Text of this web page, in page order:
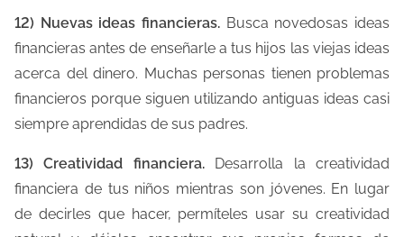
12) Nuevas ideas financieras. Busca novedosas ideas
financieras antes de enseñarle a tus hijos las viejas ideas
acerca del dinero. Muchas personas tienen problemas
financieros porque siguen utilizando antiguas ideas casi
siempre aprendidas de sus padres.
13) Creatividad financiera.Desarrolla la creatividad
financiera de tus niños mientras son jóvenes. En lugar
de decirles que hacer, permíteles usar su creatividad